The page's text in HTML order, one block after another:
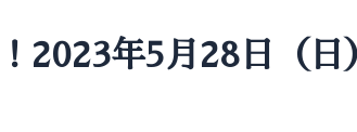
2023年5月28日（日